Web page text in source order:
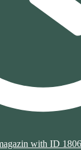
with ID